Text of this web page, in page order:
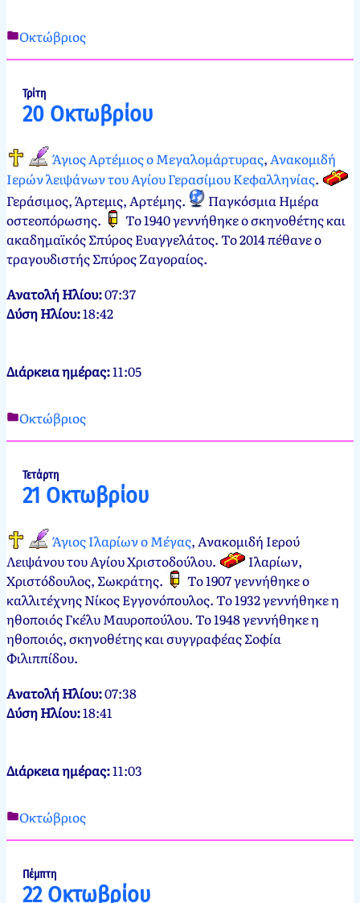
Νεκτάριος
19
201220
Οκτωβρίου,
Οκτώβριος
Τρίτη
20 Οκτωβρίου
Άγιος Αρτέμιος ο Μεγαλομάρτυρας, Ανακομιδή
Ιερών λειψάνων του Αγίου Γερασίμου Κεφαλληνίας.
Γεράσιμος, Άρτεμις, Αρτέμης.
Παγκόσμια Ημέρα
οστεοπόρωσης.
Το 1940 γεννήθηκε ο σκηνοθέτης και
ακαδημαϊκός Σπύρος Ευαγγελάτος. Το 2014 πέθανε ο
τραγουδιστής Σπύρος Ζαγοραίος.
Ανατολή Ηλίου:07:37
Δύση Ηλίου:18:42
Διάρκεια ημέρας:11:05
Νεκτάριος
20
201221
Οκτωβρίου,
Οκτώβριος
Τετάρτη
21 Οκτωβρίου
Άγιος Ιλαρίων ο Μέγας, Ανακομιδή Ιερού
Λειψάνου του Αγίου Χριστοδούλου.
Ιλαρίων,
Χριστόδουλος, Σωκράτης.
Το 1907 γεννήθηκε ο
καλλιτέχνης Νίκος Εγγονόπουλος. Το 1932 γεννήθηκε η
ηθοποιός Γκέλυ Μαυροπούλου. Το 1948 γεννήθηκε η
ηθοποιός, σκηνοθέτης και συγγραφέας Σοφία
Φιλιππίδου.
Ανατολή Ηλίου:07:38
Δύση Ηλίου:18:41
Διάρκεια ημέρας:11:03
Νεκτάριος
21
201221
Οκτωβρίου,
Οκτώβριος
Πέμπτη
22 Οκτωβρίου